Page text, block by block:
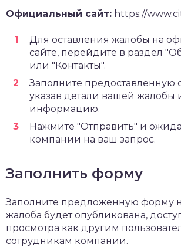
Официальный сайт: https://
Для оставления жалобы на
сайте, перейдите в раздел
или "Контакты".
Заполните предоставленную
указав детали вашей жалобы
информацию.
Нажмите "Отправить" и
компании на ваш запрос.
Заполнить форму
Заполните предложенную форму
жалоба будет опубликована,
просмотра как другим
сотрудникам компании.